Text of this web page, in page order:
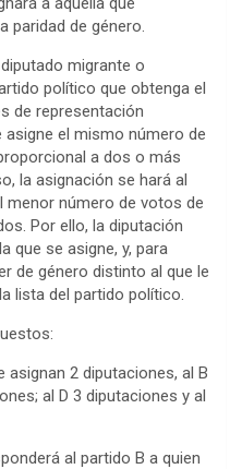
paridad de género.
migrante o
político que obtenga el
de representación
el mismo número de
a dos o más
la asignación se hará al
menor número de votos de
Por ello, la diputación
que se asigne, y, para
de género distinto al que le
lista del partido político.
asignan 2 diputaciones, al B
al D 3 diputaciones y al
al partido B a quien